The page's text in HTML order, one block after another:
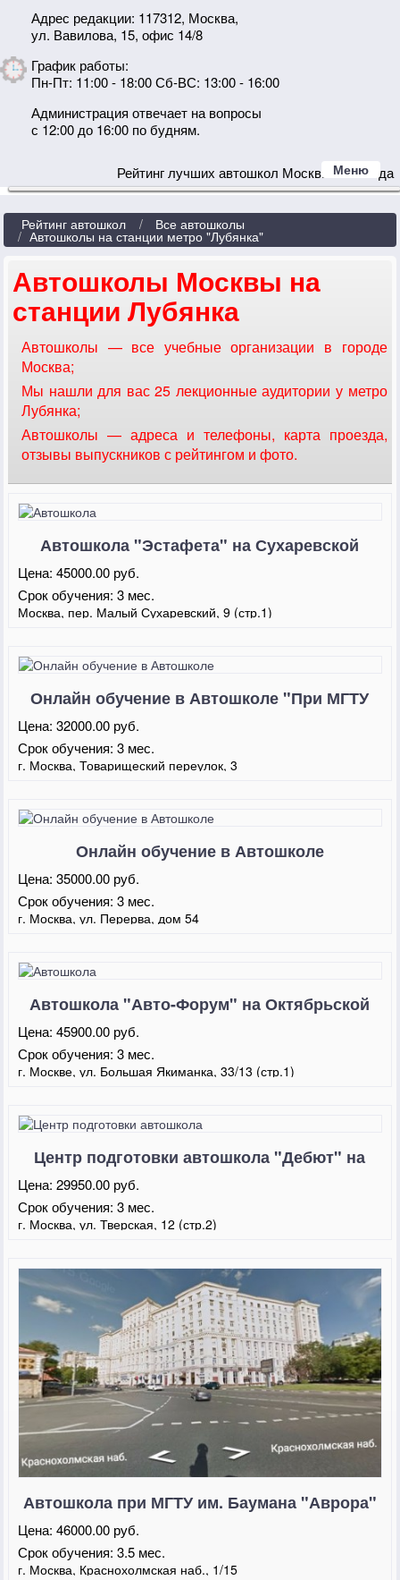
Адрес редакции: 117312, Москва,
ул. Вавилова, 15, офис 14/8
График работы:
Пн-Пт: 11:00 - 18:00 Сб-ВС: 13:00 - 16:00
Администрация отвечает на вопросы
с 12:00 до 16:00 по будням.
Рейтинг лучших автошкол Москвы 2024 года
Меню
Рейтинг автошкол Все автошколы
Автошколы на станции метро "Лубянка"
Автошколы Москвы на
станции Лубянка
Автошколы — все учебные организации в городе
Москва;
Мы нашли для вас 25 лекционные аудитории у метро
Лубянка;
Автошколы — адреса и телефоны, карта проезда,
отзывы выпускников с рейтингом и фото.
Автошкола "Эстафета" на Сухаревской
Цена:45000.00 руб.
Срок обучения:3 мес.
Москва, пер. Малый Сухаревский, 9 (стр.1)
Онлайн обучение в Автошколе "При МГТУ
Цена:32000.00 руб.
Срок обучения:3 мес.
г. Москва, Товарищеский переулок, 3
Онлайн обучение в Автошколе
Цена:35000.00 руб.
Срок обучения:3 мес.
г. Москва, ул. Перерва, дом 54
Автошкола "Авто-Форум" на Октябрьской
Цена:45900.00 руб.
Срок обучения:3 мес.
г. Москве, ул. Большая Якиманка, 33/13 (стр.1)
Центр подготовки автошкола "Дебют" на
Цена:29950.00 руб.
Срок обучения:3 мес.
г. Москва, ул. Тверская, 12 (стр.2)
Автошкола при МГТУ им. Баумана "Аврора"
Краснохолмская набережная
Цена:46000.00 руб.
Срок обучения:3.5 мес.
г. Москва, Краснохолмская наб., 1/15